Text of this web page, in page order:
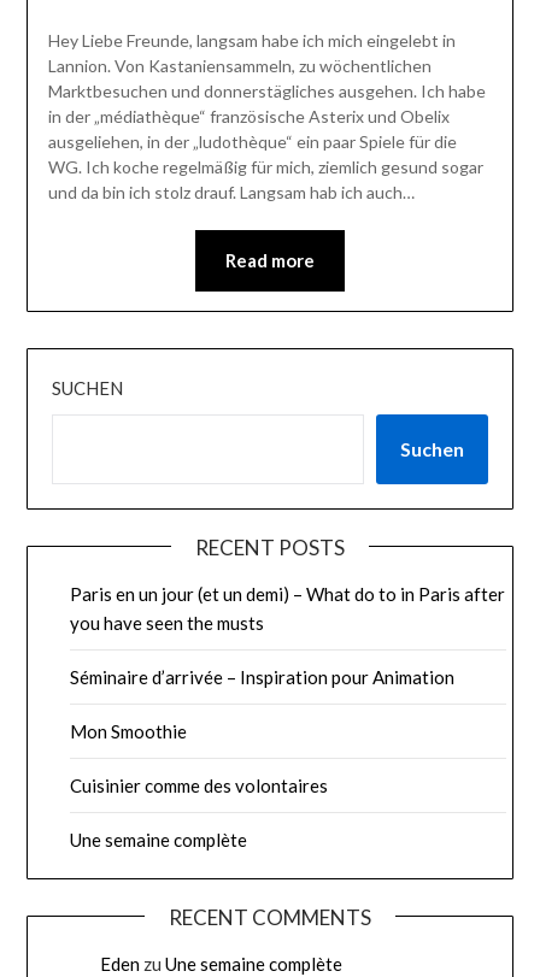
Hey Liebe Freunde, langsam habe ich mich eingelebt in
Lannion. Von Kastaniensammeln, zu wöchentlichen
Marktbesuchen und donnerstägliches ausgehen. Ich habe
in der „médiathèque“ französische Asterix und Obelix
ausgeliehen, in der „ludothèque“ ein paar Spiele für die
WG. Ich koche regelmäßig für mich, ziemlich gesund sogar
und da bin ich stolz drauf. Langsam hab ich auch…
Read more
SUCHEN
Suchen
RECENT POSTS
Paris en un jour (et un demi) – What do to in Paris after
you have seen the musts
Séminaire d’arrivée – Inspiration pour Animation
Mon Smoothie
Cuisinier comme des volontaires
Une semaine complète
RECENT COMMENTS
Eden zuUne semaine complète